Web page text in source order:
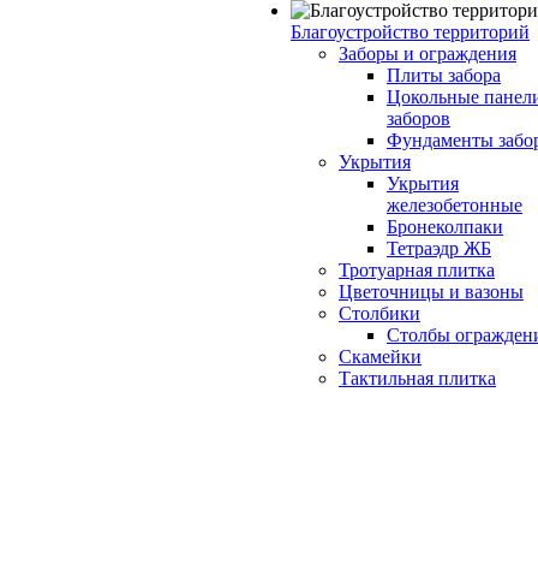
Благоустройство территорий
Заборы и ограждения
Плиты забора
Цокольные
заборов
Фундаменты
Укрытия
Укрытия
железобетонные
Бронеколпаки
Тетраэдр ЖБ
Тротуарная плитка
Цветочницы и вазоны
Столбики
Столбы
Скамейки
Тактильная плитка